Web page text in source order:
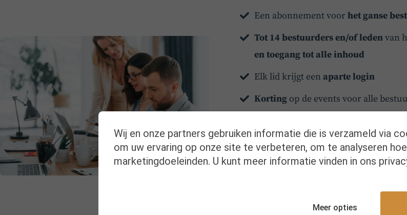
Een abonnement voorhet ganse
Tot 14 bestuurders en/of ledenvan
en toegang tot alle inhoud
Elk lid krijgt een aparte login
Kortingop de events voor alle
Vul de gegevens in van leden die
Kies je aantal abonnees. Dit zijn
Klik op Abonneer je.
Wij en onze partners gebruiken informatie die is verzameld via
om uw ervaring op onze site te verbeteren, om te analyseren
marketingdoeleinden. U kunt meer informatie vinden in ons
Meer opties